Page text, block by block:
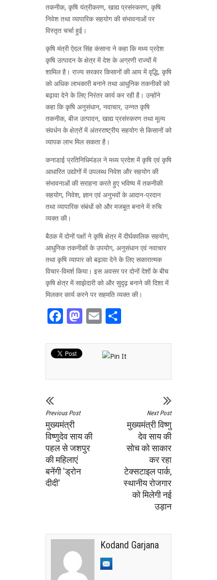
तकनीक, कृषि यंत्रीकरण, खाद्य प्रसंस्करण, कृषि
निवेश तथा व्यापारिक सहयोग की संभावनाओं पर
विस्तृत चर्चा हुई।
कृषि मंत्री ऐदल सिंह कंसाना ने कहा कि मध्य प्रदेश
कृषि उत्पादन के क्षेत्र में देश के अग्रणी राज्यों में
शामिल है। राज्य सरकार किसानों की आय में वृद्धि, कृषि
को अधिक लाभकारी बनाने तथा आधुनिक तकनीकों को
बढ़ावा देने के लिए निरंतर कार्य कर रही है। उन्होंने
कहा कि कृषि अनुसंधान, नवाचार, उन्नत कृषि
तकनीक, बीज उत्पादन, खाद्य प्रसंस्करण तथा मूल्य
संवर्धन के क्षेत्रों में अंतरराष्ट्रीय सहयोग से किसानों को
व्यापक लाभ मिल सकता है।
कनाडाई प्रतिनिधिमंडल ने मध्य प्रदेश में कृषि एवं कृषि
आधारित उद्योगों में उपलब्ध निवेश और सहयोग की
संभावनाओं की सराहना करते हुए भविष्य में तकनीकी
सहयोग, निवेश, ज्ञान एवं अनुभवों के आदान-प्रदान
तथा व्यापारिक संबंधों को और मजबूत बनाने में रुचि
व्यक्त की।
बैठक में दोनों पक्षों ने कृषि क्षेत्र में दीर्घकालिक सहयोग,
आधुनिक तकनीकों के उपयोग, अनुसंधान एवं नवाचार
तथा कृषि व्यापार को बढ़ावा देने के लिए सकारात्मक
विचार-विमर्श किया। इस अवसर पर दोनों देशों के बीच
कृषि क्षेत्र में साझेदारी को और सुदृढ़ बनाने की दिशा में
मिलकर कार्य करने पर सहमति व्यक्त की।
Facebook
Mastodon
Email
Previous Post
मुख्यमंत्री
विष्णुदेव साय की
पहल से जशपुर
की महिलाएं
बनेंगी 'ड्रोन
दीदी'
Next Post
मुख्यमंत्री विष्णु
देव साय की
सोच को साकार
कर रहा
टेक्सटाइल पार्क,
स्थानीय रोजगार
को मिलेगी नई
उड़ान
Kodand Garjana